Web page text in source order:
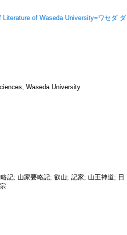
of Waseda University=ワセダ ダ
Waseda University
記; 山家要略記; 叡山; 記家; 山王神道; 日